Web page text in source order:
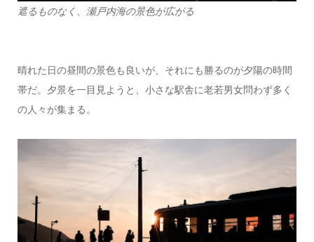
遮るものなく、瀬戸内海の景色が広がる
晴れた日の昼間の景色も良いが、それにも勝るのが夕陽の時間
帯だ。夕景を一目見ようと、小さな駅舎に老若男女問わず多く
の人々が集まる。